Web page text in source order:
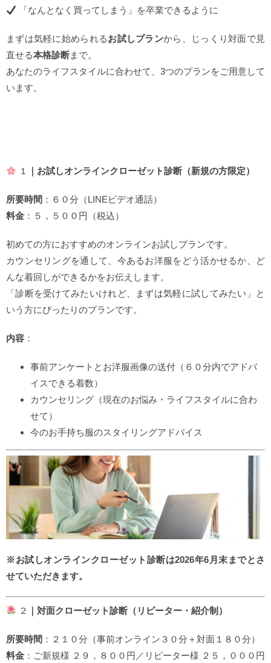
「なんとなく買ってしまう」を卒業できるように
まずは気軽に始められるお試しプランから、じっくり対面で見
直せる本格診断まで。
あなたのライフスタイルに合わせて、3つのプランをご用意して
います。
１ ｜お試しオンラインクローゼット診断（新規の方限定）
所要時間 ：６０分（LINEビデオ通話）
料金 ：５，５００円（税込）
初めての方におすすめのオンラインお試しプランです。
カウンセリングを通して、今あるお洋服をどう活かせるか、ど
んな着回しができるかをお伝えします。
「診断を受けてみたいけれど、まずは気軽に試してみたい」と
いう方にぴったりのプランです。
内容 ：
事前アンケートとお洋服画像の送付（６０分内でアドバ
イスできる着数）
カウンセリング（現在のお悩み・ライフスタイルに合わ
せて）
今のお手持ち服のスタイリングアドバイス
※お試しオンラインクローゼット診断は2026年6月末までとさ
せていただきます。
２ ｜対面クローゼット診断（リピーター・紹介制）
所要時間 ：２１０分（事前オンライン３０分＋対面１８０分）
料金 ：ご新規様 ２９，８００円／リピーター様 ２５，０００円